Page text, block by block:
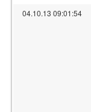
04.10.13 09:01:54